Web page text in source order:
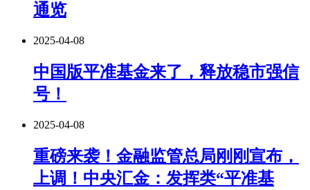
通览
2025-04-08
中国版平准基金来了，释放稳市强信
号！
2025-04-08
重磅来袭！金融监管总局刚刚宣布，
上调！中央汇金：发挥类“平准基